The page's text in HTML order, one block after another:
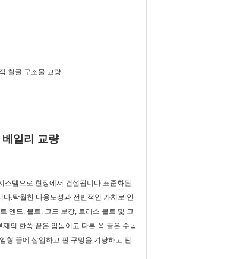
철골 구조물 교량
일리 교량
스템으로 현장에서 건설됩니다.표준화된
.탁월한 다용도성과 전반적인 가치로 인
엔드, 볼트, 코드 보강, 트러스 볼트 및 코
의 한쪽 끝은 암놈이고 다른 쪽 끝은 수놈
형 끝에 삽입하고 핀 구멍을 겨냥하고 핀